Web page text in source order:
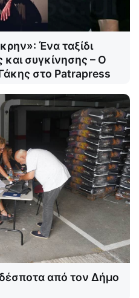
Ένα ταξίδι
συγκίνησης – Ο
στο Patrapress
από τον Δήμο